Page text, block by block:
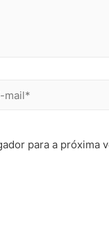
para a próxima